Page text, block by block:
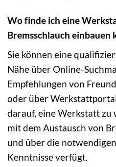
Wo finde ich eine
Bremsschlauch einbauen
Sie können eine
Nähe über Online-
Empfehlungen von
oder über
darauf, eine Werkstatt zu
mit dem Austausch von
und über die
Kenntnisse verfügt.